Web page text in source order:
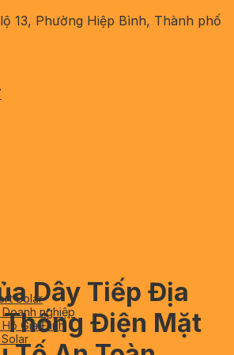
13, Phường Hiệp Bình, Thành phố
Solar
nghiệp
Gia Đình
Dây Tiếp Địa
Thống Điện Mặt